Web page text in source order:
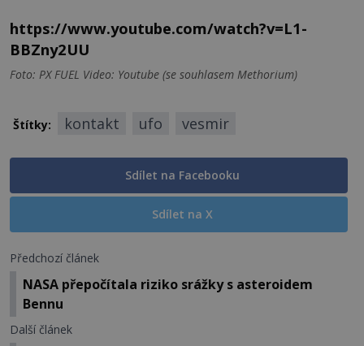
https://www.youtube.com/watch?v=L1-
BBZny2UU
Foto: PX FUEL Video: Youtube (se souhlasem Methorium)
Štítky: kontakt ufo vesmir
Sdílet na Facebooku
Sdílet na X
Předchozí článek
NASA přepočítala riziko srážky s asteroidem
Bennu
Další článek